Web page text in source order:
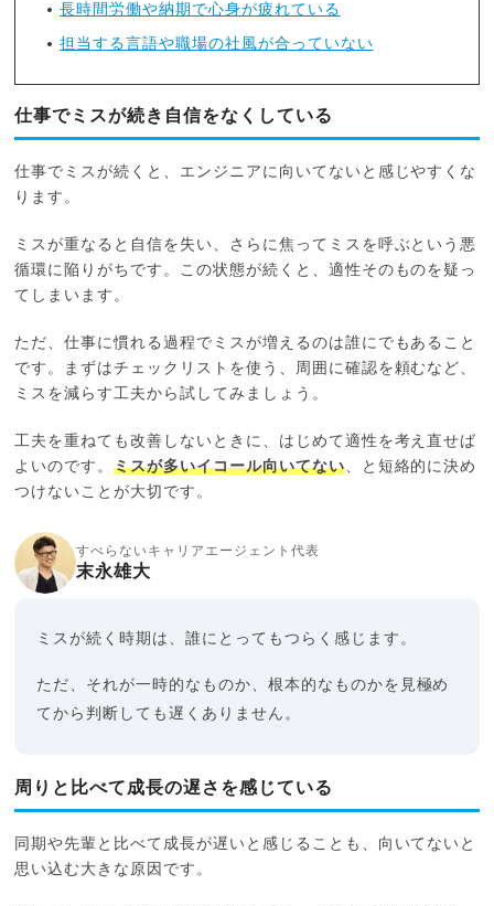
長時間労働や納期で心身が疲れている
担当する言語や職場の社風が合っていない
仕事でミスが続き自信をなくしている
仕事でミスが続くと、エンジニアに向いてないと感じやすくな
ります。
ミスが重なると自信を失い、さらに焦ってミスを呼ぶという悪
循環に陥りがちです。この状態が続くと、適性そのものを疑っ
てしまいます。
ただ、仕事に慣れる過程でミスが増えるのは誰にでもあること
です。まずはチェックリストを使う、周囲に確認を頼むなど、
ミスを減らす工夫から試してみましょう。
工夫を重ねても改善しないときに、はじめて適性を考え直せば
よいのです。ミスが多いイコール向いてない、と短絡的に決め
つけないことが大切です。
すべらないキャリアエージェント代表
末永雄大
ミスが続く時期は、誰にとってもつらく感じます。
ただ、それが一時的なものか、根本的なものかを見極め
てから判断しても遅くありません。
周りと比べて成長の遅さを感じている
同期や先輩と比べて成長が遅いと感じることも、向いてないと
思い込む大きな原因です。